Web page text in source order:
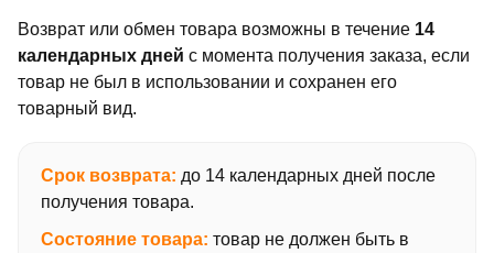
Возврат или обмен товара возможны в течение 14
календарных дней с момента получения заказа, если
товар не был в использовании и сохранен его
товарный вид.
Срок возврата: до 14 календарных дней после
получения товара.
Состояние товара: товар не должен быть в